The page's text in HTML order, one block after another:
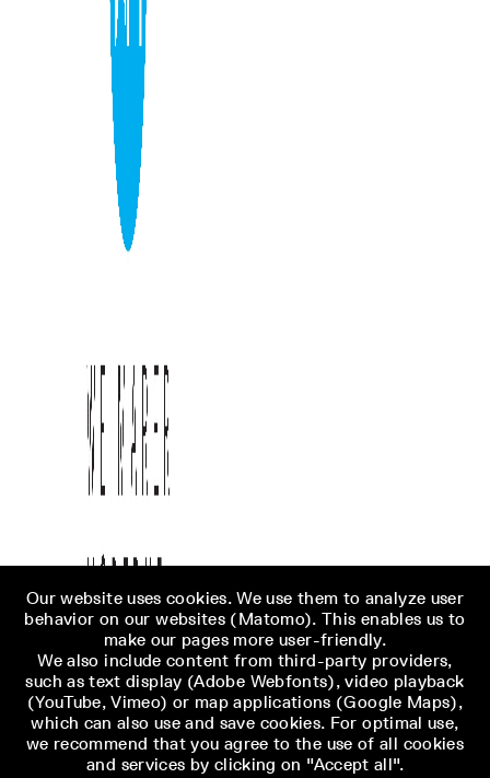
Our website uses cookies. We use them to analyze user
behavior on our websites (Matomo). This enables us to
make our pages more user-friendly.
We also include content from third-party providers,
such as text display (Adobe Webfonts), video playback
(YouTube, Vimeo) or map applications (Google Maps),
which can also use and save cookies. For optimal use,
we recommend that you agree to the use of all cookies
and services by clicking on "Accept all".